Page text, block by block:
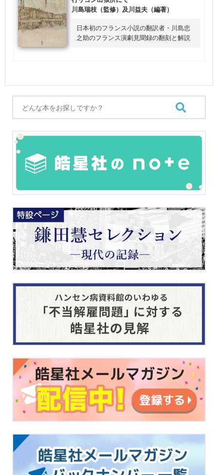
川島瑞枝（監修）及川益夫（編著）
日本初のフランス小説の翻訳者・川島忠
之助のフランス演劇見聞録の翻刻と解説